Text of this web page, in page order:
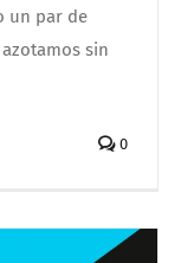
un par de
sin
0